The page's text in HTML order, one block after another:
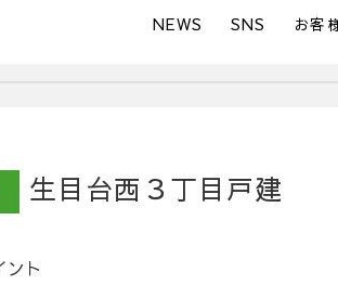
NEWS SNS お客
生目台西３丁目戸建
ント